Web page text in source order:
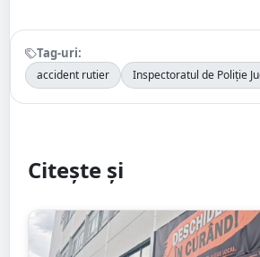
Tag-uri:
accident rutier Inspectoratul de Poliție
Citește și